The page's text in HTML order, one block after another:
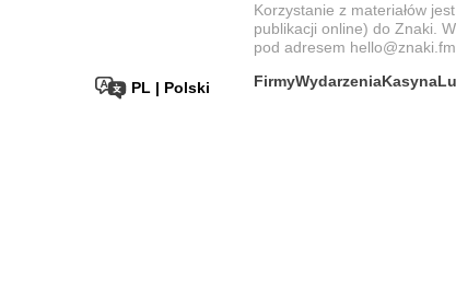
Korzystanie z materiałów
publikacji online) do Znaki.
pod adresem
FirmyWydarzeniaKasyna
PL | Polski